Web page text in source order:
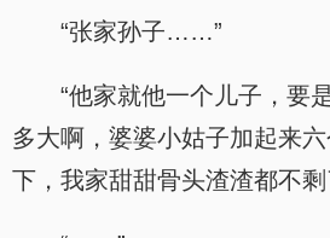
“张家孙子……”
“他家就他一个儿子，要
多大啊，婆婆小姑子加起来
下，我家甜甜骨头渣渣都不剩